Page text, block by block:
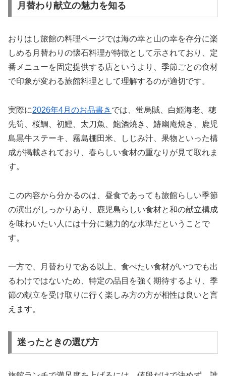
月替わり献立の魅力を知る
おりはし旅館の料理ページでは海の幸と山の幸を存分に楽
しめる月替わりの懐石料理が特徴として示されており、定
番メニューを固定提供する店というより、季節ごとの食材
で印象が変わる旅館料理として理解するのが適切です。
実際に2026年4月のお品書き では、蛍烏賊、白姫海老、穂
先筍、桜鯛、初鰹、太刀魚、鮑酒焼き、鰆幽庵焼き、鹿児
島黒牛ステーキ、霧島棚田米、しじみ汁、果物といった構
成が掲載されており、春らしい食材の重なりが見て取れま
す。
この内容から分かるのは、昼食であっても旅館らしい季節
の演出がしっかりあり、鹿児島らしい食材と和の献立構成
を味わいたい人には十分に魅力的な水準だということで
す。
一方で、月替わりである以上、食べたい食材がいつでも出
るわけではないため、特定の品目を強く期待するより、季
節の献立を受け取りに行く楽しみ方の方が相性は良いと言
えます。
迷ったときの選び方